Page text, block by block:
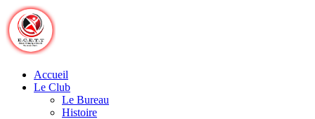
Skip
to
content
Accueil
Le Club
Le Bureau
Histoire